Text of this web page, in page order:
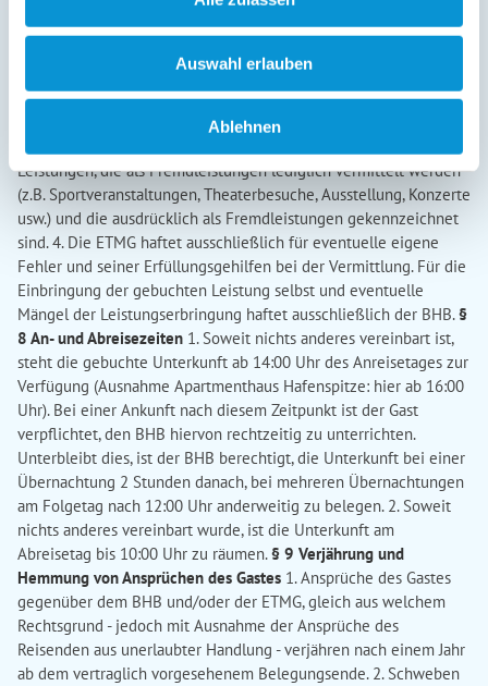
Auswahl erlauben
Ablehnen
herbeigeführt wird oder, soweit der BHB für einen dem Gast
Erfüllungsgehilfen verantwortlich ist. 2. Eine etwaige
Gastwirtshaftung des BHB für eingebrachte Sachen gemäß §§
701 ff BGB bleibt durch diese Regelung unberührt. 3. Der BHB
haftet nicht für Leistungsstörungen im Zusammenhang mit
Leistungen, die als Fremdleistungen lediglich vermittelt werden
(z.B. Sportveranstaltungen, Theaterbesuche, Ausstellung, Konzerte
usw.) und die ausdrücklich als Fremdleistungen gekennzeichnet
sind. 4. Die ETMG haftet ausschließlich für eventuelle eigene
Fehler und seiner Erfüllungsgehilfen bei der Vermittlung. Für die
Einbringung der gebuchten Leistung selbst und eventuelle
Mängel der Leistungserbringung haftet ausschließlich der BHB.§
8 An- und Abreisezeiten 1. Soweit nichts anderes vereinbart ist,
steht die gebuchte Unterkunft ab 14:00 Uhr des Anreisetages zur
Verfügung (Ausnahme Apartmenthaus Hafenspitze: hier ab 16:00
Uhr). Bei einer Ankunft nach diesem Zeitpunkt ist der Gast
verpflichtet, den BHB hiervon rechtzeitig zu unterrichten.
Unterbleibt dies, ist der BHB berechtigt, die Unterkunft bei einer
Übernachtung 2 Stunden danach, bei mehreren Übernachtungen
am Folgetag nach 12:00 Uhr anderweitig zu belegen. 2. Soweit
nichts anderes vereinbart wurde, ist die Unterkunft am
Abreisetag bis 10:00 Uhr zu räumen.§ 9 Verjährung und
Hemmung von Ansprüchen des Gastes 1. Ansprüche des Gastes
gegenüber dem BHB und/oder der ETMG, gleich aus welchem
Rechtsgrund - jedoch mit Ausnahme der Ansprüche des
Reisenden aus unerlaubter Handlung - verjähren nach einem Jahr
ab dem vertraglich vorgesehenem Belegungsende. 2. Schweben